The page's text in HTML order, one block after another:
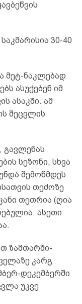
30-40
მეტ-ნაკლებად
ასუქებენ იმ
ასაკში. ამ
შეცვლის
გავლენას
სეზონი, სხვა
შემოწმდეს
თეძოზე
თეთრია (ღია
ასეთი
ზამთარში-
კარგ
დეკემბერში
უკვე